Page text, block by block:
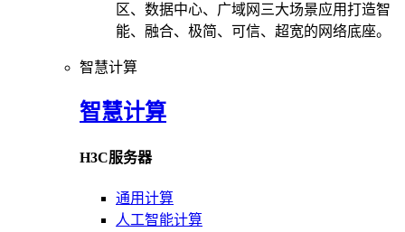
区、数据中心、广域网三大场景应用打造智
能、融合、极简、可信、超宽的网络底座。
智慧计算
智慧计算
H3C服务器
通用计算
人工智能计算